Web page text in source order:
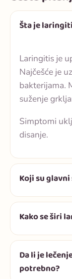
Šta je
Laringitis je
Najčešće je
bakterijama.
suženje
Simptomi
disanje.
Koji su
Kako se širi
Da li je
potrebno?